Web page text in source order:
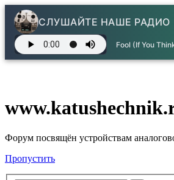
СЛУШАЙТЕ НАШЕ РАДИО
Song
Форум посвящён устройствам
Пропустить